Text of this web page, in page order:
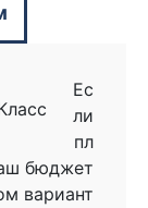
Ес
ли
пл
бюджет
вариант